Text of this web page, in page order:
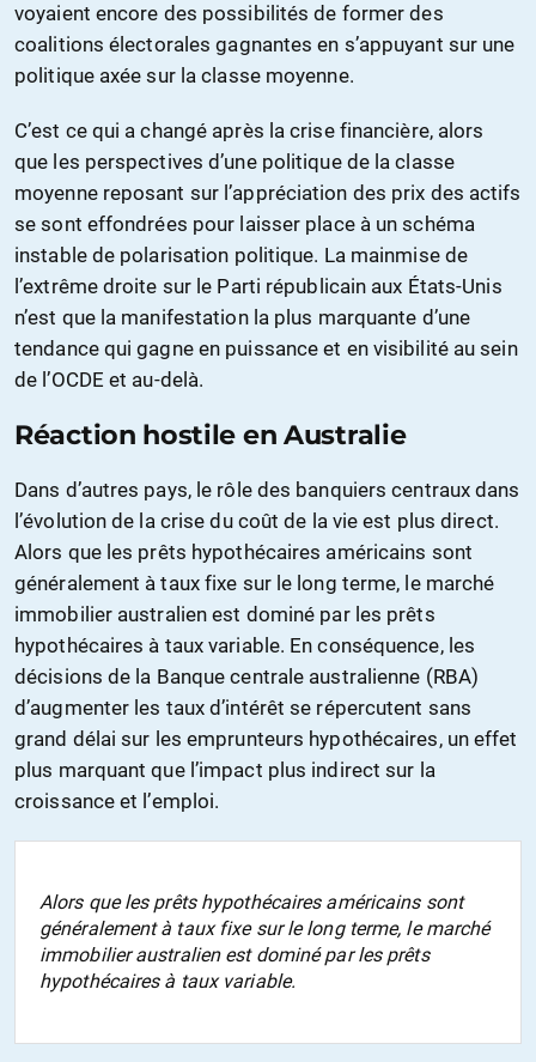
voyaient encore des possibilités de former des
coalitions électorales gagnantes en s’appuyant sur une
politique axée sur la classe moyenne.
C’est ce qui a changé après la crise financière, alors
que les perspectives d’une politique de la classe
moyenne reposant sur l’appréciation des prix des actifs
se sont effondrées pour laisser place à un schéma
instable de polarisation politique. La mainmise de
l’extrême droite sur le Parti républicain aux États-Unis
n’est que la manifestation la plus marquante d’une
tendance qui gagne en puissance et en visibilité au sein
de l’OCDE et au-delà.
Réaction hostile en Australie
Dans d’autres pays, le rôle des banquiers centraux dans
l’évolution de la crise du coût de la vie est plus direct.
Alors que les prêts hypothécaires américains sont
généralement à taux fixe sur le long terme, le marché
immobilier australien est dominé par les prêts
hypothécaires à taux variable. En conséquence, les
décisions de la Banque centrale australienne (RBA)
d’augmenter les taux d’intérêt se répercutent sans
grand délai sur les emprunteurs hypothécaires, un effet
plus marquant que l’impact plus indirect sur la
croissance et l’emploi.
Alors que les prêts hypothécaires américains sont
généralement à taux fixe sur le long terme, le marché
immobilier australien est dominé par les prêts
hypothécaires à taux variable.